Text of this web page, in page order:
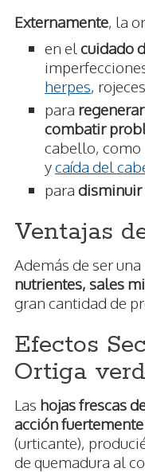
Externamente, la
en el cuidado
herpes,
para
combatir
cabello, como
ycaída del
para disminuir
Ventajas
Además de ser
nutrientes, sales
gran cantidad de
Efectos
Ortiga
Las hojas frescas
acción
(urticante),
de quemadura al